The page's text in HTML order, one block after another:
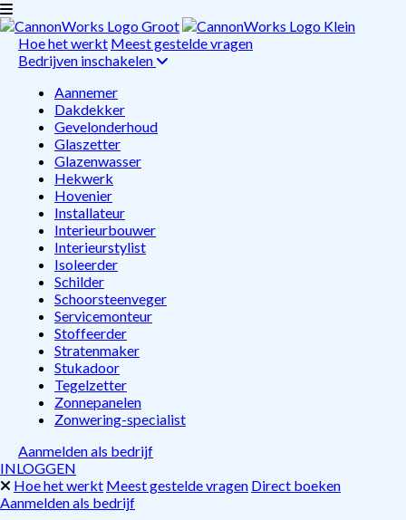
Hoe het werkt Meest gestelde vragen
Bedrijven inschakelen
Aannemer
Dakdekker
Gevelonderhoud
Glaszetter
Glazenwasser
Hekwerk
Hovenier
Installateur
Interieurbouwer
Interieurstylist
Isoleerder
Schilder
Schoorsteenveger
Servicemonteur
Stoffeerder
Stratenmaker
Stukadoor
Tegelzetter
Zonnepanelen
Zonwering-specialist
Aanmelden als bedrijf
INLOGGEN
Hoe het werkt Meest gestelde vragen Direct boeken
Aanmelden als bedrijf